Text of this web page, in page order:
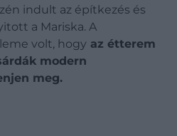
indult az építkezés és
a Mariska. A
volt, hogy az étterem
modern
meg.